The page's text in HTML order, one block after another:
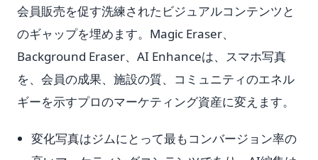
会員販売を促す洗練されたビジュアルコンテンツと
のギャップを埋めます。Magic Eraser、
Background Eraser、AI Enhanceは、スマホ写真
を、会員の成果、施設の質、コミュニティのエネル
ギーを示すプロのマーケティング資産に変えます。
変化写真はジムにとって最もコンバージョン率の